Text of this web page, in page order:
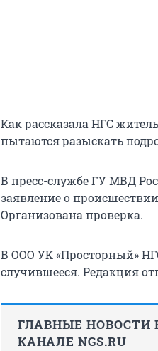
Как рассказала НГС
пытаются разыскать
В пресс-службе ГУ МВД
заявление о
Организована проверка.
В ООО УК «Просторный»
случившееся. Редакция
ГЛАВНЫЕ НОВОСТИ
КАНАЛЕ NGS.RU